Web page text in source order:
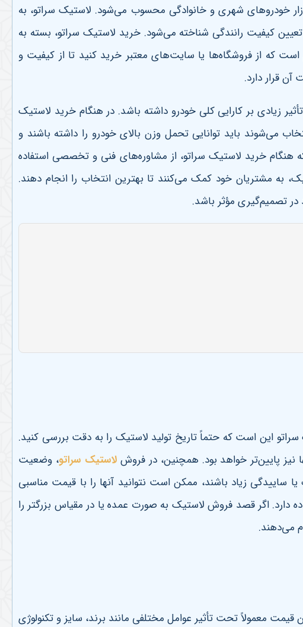
خودروهای شهری و خانوادگی محسوب می‌شود. لاستیک سراتو، به
کیفیت رانندگی شناخته می‌شود. خرید لاستیک سراتو، بسته به
که از فروشگاه‌ها یا سایت‌های معتبر خرید کنید تا از کیفیت و
قرار دارد.
زیادی بر کارایی کلی خودرو داشته باشد. در هنگام خرید لاستیک
می‌شوند باید توانایی تحمل وزن بالای خودرو را داشته باشند و
هنگام خرید لاستیک سراتو، از مشاوره‌های فنی و تخصصی استفاده
به مشتریان خود کمک می‌کنند تا بهترین انتخاب را انجام دهند.
در تصمیم‌گیری مؤثر باشد.
این است که حتماً تاریخ تولید لاستیک را به دقت بررسی کنید.
نیز پایین‌تر خواهد بود. همچنین، در فروش لاستیک سراتو، وضعیت
ساییدگی زیاد باشند، ممکن است نتوانید آنها را با قیمت مناسبی
دارد. اگر قصد فروش لاستیک به صورت عمده یا در مقیاس بزرگتر را
می‌دهند.
معمولاً تحت تأثیر عوامل مختلفی مانند برند، سایز و تکنولوژی